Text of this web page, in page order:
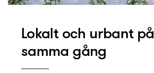
Lokalt och urbant på
samma gång